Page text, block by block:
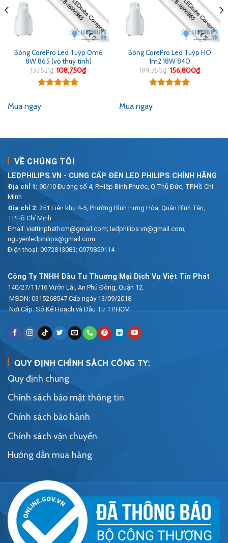
Bóng CorePro Led Tuýp 0m6
8W 865 (vỏ thuỷ tinh)
137,521₫ Giá
gốc
là:
108,750₫Giá
hiện
5 sao
Mua ngay
Bóng CorePro Led Tuýp HO
1m2 18W 840
199,750₫ Giá
gốc
là:
156,800₫Giá
hiện
5 sao
Mua ngay
VỀ CHÚNG TÔI
LEDPHILIPS.VN - CUNG CẤP ĐÈN LED PHILIPS CHÍNH HÃNG
Địa chỉ 1: 90/10 Đường số 4, P.Hiệp Bình Phước, Q.Thủ Đức, TP.Hồ Chí
Minh
Địa chỉ 2: 251 Liên khu 4-5, Phường Bình Hưng Hòa, Quận Bình Tân,
TP.Hồ Chí Minh
Email: viettinphathcm@gmail.com; ledphilips.vn@gmail.com;
nguyenledphilips@gmail.com
Điện thoại: 0972813083; 0979859114
Công Ty TNHH Đầu Tư Thương Mại Dịch Vụ Việt Tín Phát
140/27/11/16 Vườn Lài, An Phú Đông, Quận 12.
MSDN: 0315268547 Cấp ngày 13/09/2018
Nơi Cấp: Sở Kế Hoạch và Đầu Tư TP.HCM
QUY ĐỊNH CHÍNH SÁCH CÔNG TY:
Quy định chung
Chính sách bảo mật thông tin
Chính sách bảo hành
Chính sách vận chuyển
Hướng dẫn mua hàng